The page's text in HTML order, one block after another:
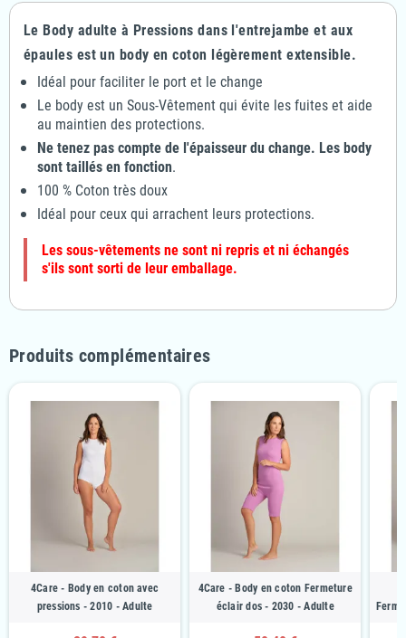
Le Body adulte à Pressions dans l'entrejambe et aux
épaules est un body en coton légèrement extensible.
Idéal pour faciliter le port et le change
Le body est un Sous-Vêtement qui évite les fuites et aide
au maintien des protections.
Ne tenez pas compte de l'épaisseur du change. Les body
sont taillés en fonction.
100 % Coton très doux
Idéal pour ceux qui arrachent leurs protections.
Les sous-vêtements ne sont ni repris et ni échangés
s'ils sont sorti de leur emballage.
Produits complémentaires
4Care - Body en coton avec
pressions - 2010 - Adulte
4Care - Body en coton Fermeture
éclair dos - 2030 - Adulte